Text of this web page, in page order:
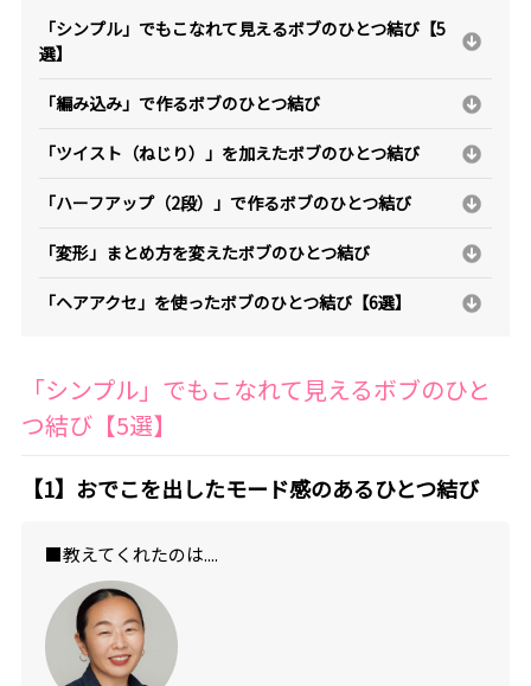
「シンプル」でもこなれて見えるボブのひとつ結び【5
選】
「編み込み」で作るボブのひとつ結び
「ツイスト（ねじり）」を加えたボブのひとつ結び
「ハーフアップ（2段）」で作るボブのひとつ結び
「変形」まとめ方を変えたボブのひとつ結び
「ヘアアクセ」を使ったボブのひとつ結び【6選】
「シンプル」でもこなれて見えるボブのひと
つ結び【5選】
【1】おでこを出したモード感のあるひとつ結び
■教えてくれたのは....